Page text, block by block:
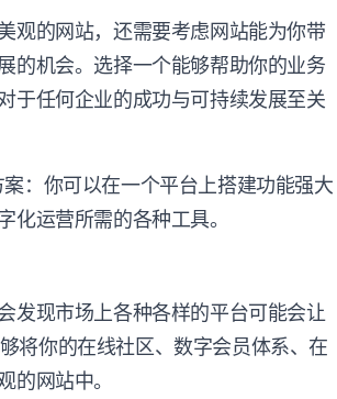
观的网站，还需要考虑网站能为你带
机会。选择一个能够帮助你的业务
于任何企业的成功与可持续发展至关
：你可以在一个平台上搭建功能强大
运营所需的各种工具。
发现市场上各种各样的平台可能会让
将你的在线社区、数字会员体系、在
的网站中。